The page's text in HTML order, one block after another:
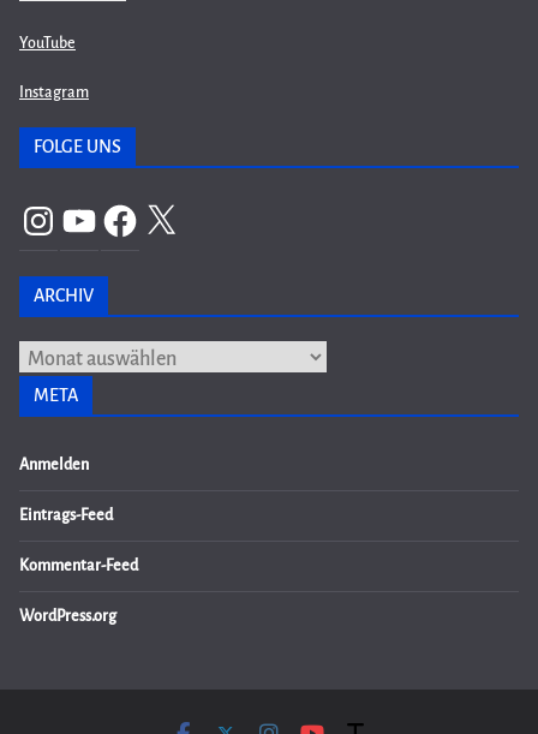
YouTube
Instagram
FOLGE UNS
InstagramYouTubeFacebook
X
ARCHIV
Archiv
META
Anmelden
Eintrags-Feed
Kommentar-Feed
WordPress.org